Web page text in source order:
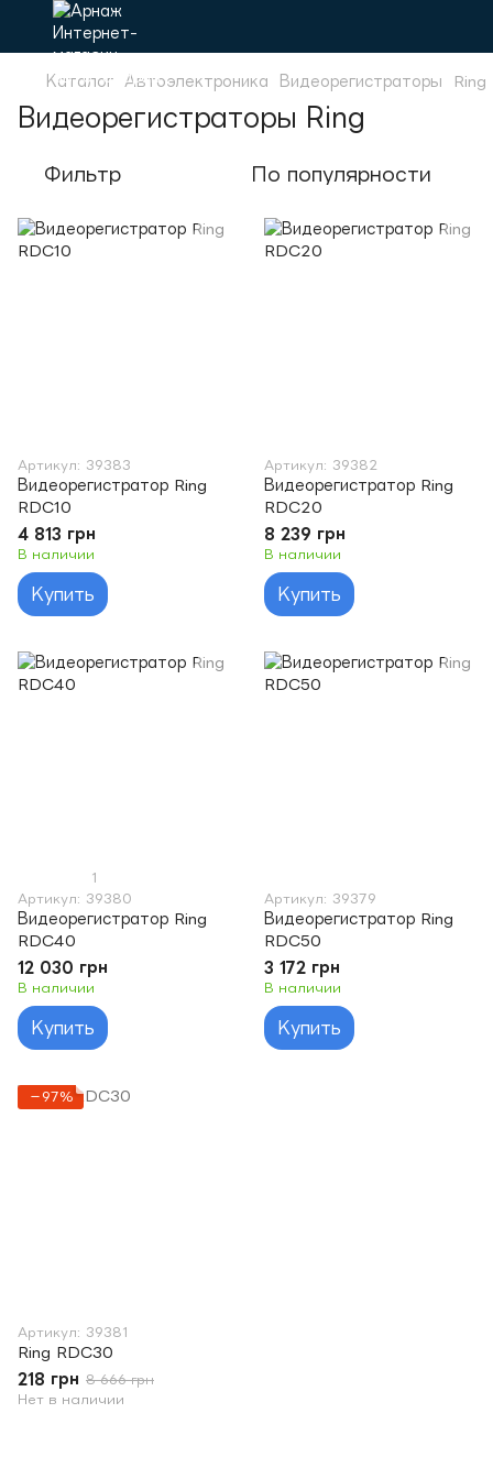
Каталог Автоэлектроника Видеорегистраторы Ring
Видеорегистраторы Ring
Фильтр По популярности
Артикул: 39383
Видеорегистратор Ring
RDC10
4 813 грн
В наличии
Купить
Артикул: 39382
Видеорегистратор Ring
RDC20
8 239 грн
В наличии
Купить
1
Артикул: 39380
Видеорегистратор Ring
RDC40
12 030 грн
В наличии
Купить
Артикул: 39379
Видеорегистратор Ring
RDC50
3 172 грн
В наличии
Купить
−97%
Артикул: 39381
Ring RDC30
218 грн 8 666 грн
Нет в наличии